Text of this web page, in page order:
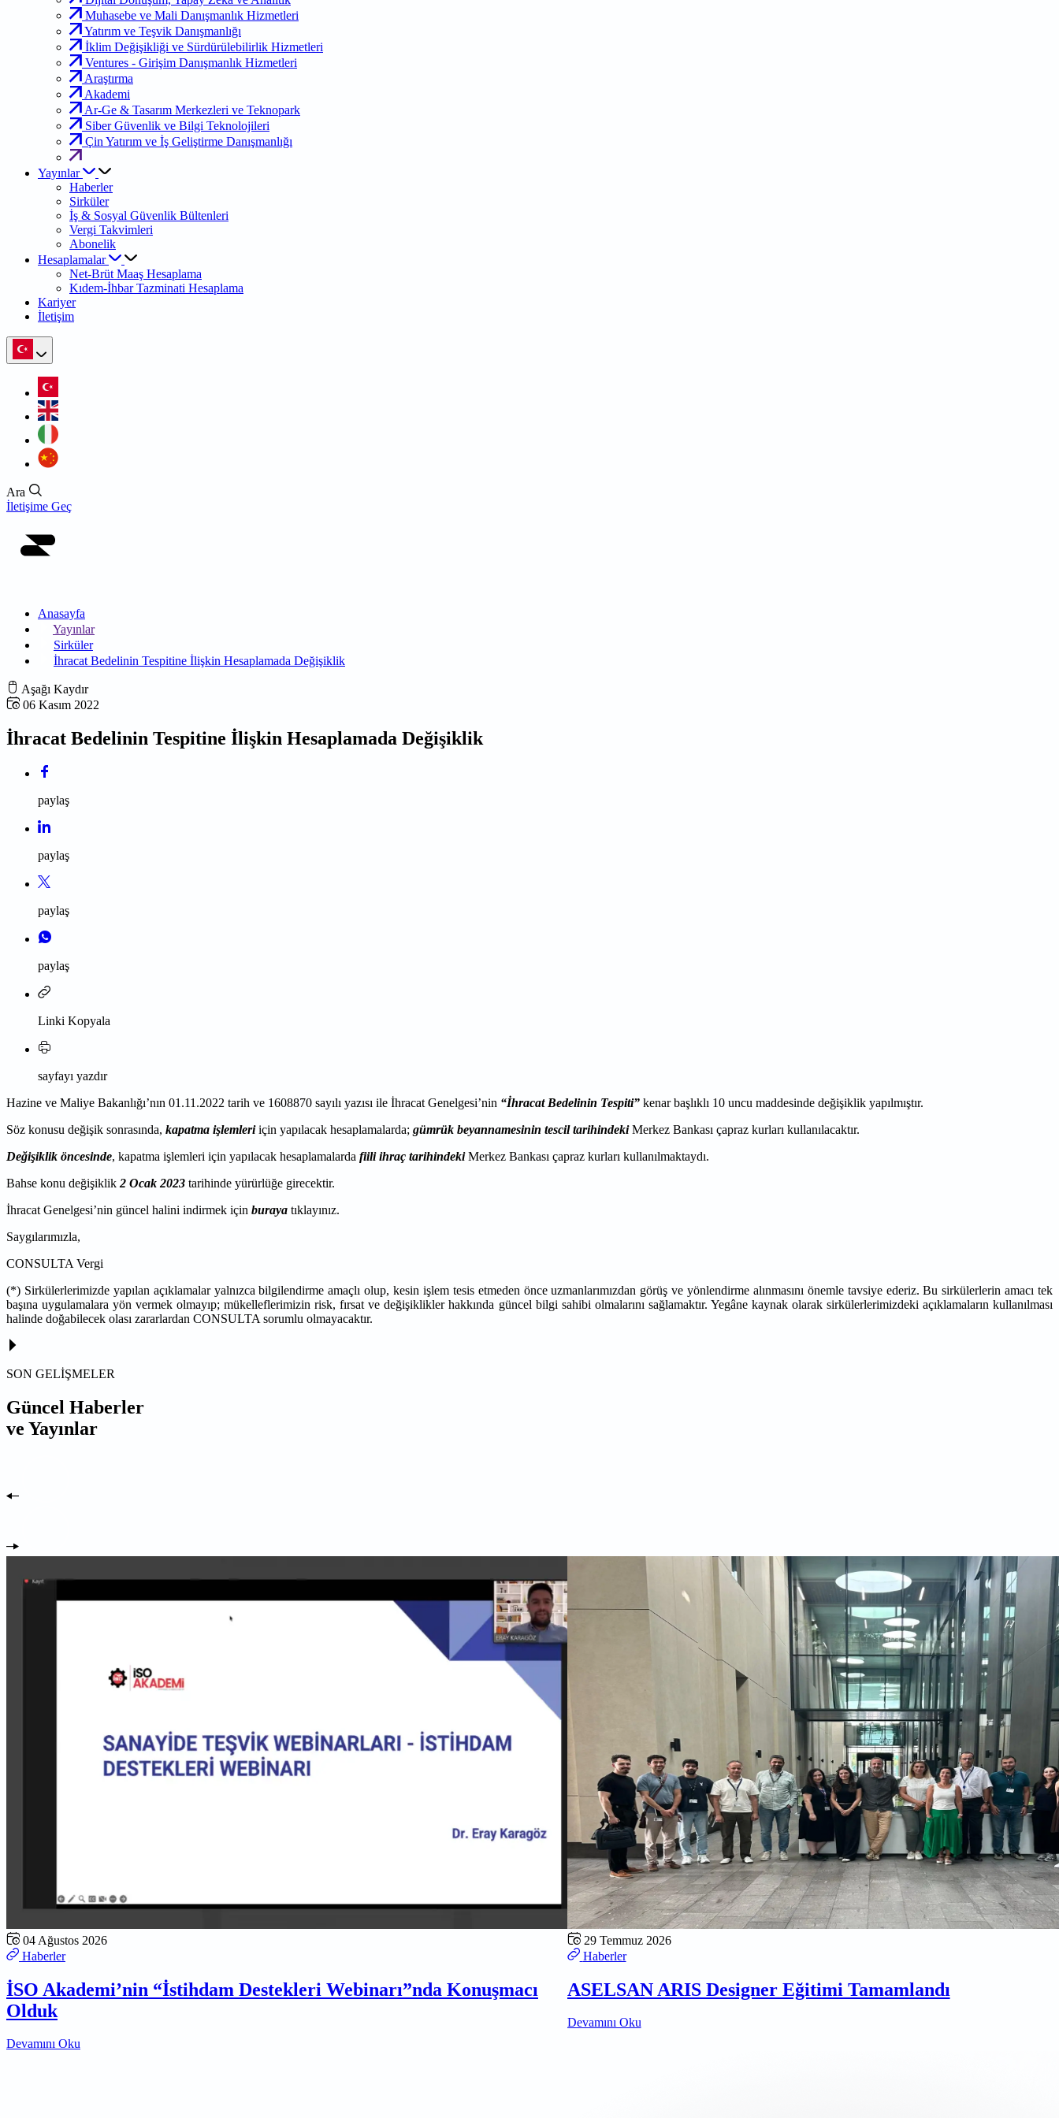
Muhasebe ve Mali Danışmanlık Hizmetleri
Yatırım ve Teşvik Danışmanlığı
İklim Değişikliği ve Sürdürülebilirlik Hizmetleri
Ventures - Girişim Danışmanlık Hizmetleri
Araştırma
Akademi
Ar-Ge & Tasarım Merkezleri ve Teknopark
Siber Güvenlik ve Bilgi Teknolojileri
Çin Yatırım ve İş Geliştirme Danışmanlığı
Yayınlar
Haberler
Sirküler
İş & Sosyal Güvenlik Bültenleri
Vergi Takvimleri
Abonelik
Hesaplamalar
Net-Brüt Maaş Hesaplama
Kıdem-İhbar Tazminati Hesaplama
Kariyer
İletişim
Ara
İletişime Geç
Anasayfa
Yayınlar
Sirküler
İhracat Bedelinin Tespitine İlişkin Hesaplamada Değişiklik
Aşağı Kaydır
06 Kasım 2022
İhracat Bedelinin Tespitine İlişkin Hesaplamada Değişiklik
paylaş
paylaş
paylaş
paylaş
Linki Kopyala
sayfayı yazdır
Hazine ve Maliye Bakanlığı’nın 01.11.2022 tarih ve 1608870 sayılı yazısı ile İhracat Genelgesi’nin “İhracat Bedelinin Tespiti” kenar başlıklı 10 uncu maddesinde değişiklik yapılmıştır.
Söz konusu değişik sonrasında, kapatma işlemleriiçin yapılacak hesaplamalarda; gümrük beyannamesinin tescil tarihindekiMerkez Bankası çapraz kurları kullanılacaktır.
Değişiklik öncesinde, kapatma işlemleri için yapılacak hesaplamalarda fiili ihraç tarihindekiMerkez Bankası çapraz kurları kullanılmaktaydı.
Bahse konu değişiklik 2 Ocak 2023 tarihinde yürürlüğe girecektir.
İhracat Genelgesi’nin güncel halini indirmek için buraya tıklayınız.
Saygılarımızla,
CONSULTA Vergi
(*) Sirkülerlerimizde yapılan açıklamalar yalnızca bilgilendirme amaçlı olup, kesin işlem tesis etmeden önce uzmanlarımızdan görüş ve yönlendirme alınmasını önemle tavsiye ederiz. Bu sirkülerlerin amacı tek
başına uygulamalara yön vermek olmayıp; mükelleflerimizin risk, fırsat ve değişiklikler hakkında güncel bilgi sahibi olmalarını sağlamaktır. Yegâne kaynak olarak sirkülerlerimizdeki açıklamaların kullanılması
halinde doğabilecek olası zararlardan CONSULTA sorumlu olmayacaktır.
SON GELİŞMELER
Güncel Haberler
ve Yayınlar
04 Ağustos 2026
Haberler
İSO Akademi’nin “İstihdam Destekleri Webinarı”nda Konuşmacı
Olduk
Devamını Oku
29 Temmuz 2026
Haberler
ASELSAN ARIS Designer Eğitimi Tamamlandı
Devamını Oku